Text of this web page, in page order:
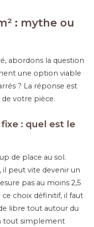
: mythe ou
abordons la question
une option viable
? La réponse est
votre pièce.
: quel est le
de place au sol.
il peut vite devenir un
pas au moins 2,5
choix définitif, il faut
libre tout autour du
tout simplement